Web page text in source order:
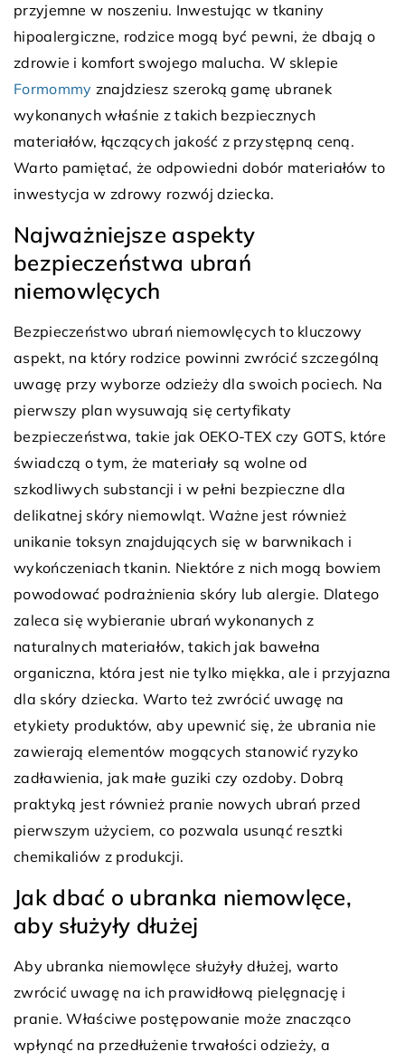
przyjemne w noszeniu. Inwestując w tkaniny
hipoalergiczne, rodzice mogą być pewni, że dbają o
zdrowie i komfort swojego malucha. W sklepie
Formommy znajdziesz szeroką gamę ubranek
wykonanych właśnie z takich bezpiecznych
materiałów, łączących jakość z przystępną ceną.
Warto pamiętać, że odpowiedni dobór materiałów to
inwestycja w zdrowy rozwój dziecka.
Najważniejsze aspekty
bezpieczeństwa ubrań
niemowlęcych
Bezpieczeństwo ubrań niemowlęcych to kluczowy
aspekt, na który rodzice powinni zwrócić szczególną
uwagę przy wyborze odzieży dla swoich pociech. Na
pierwszy plan wysuwają się certyfikaty
bezpieczeństwa, takie jak OEKO-TEX czy GOTS, które
świadczą o tym, że materiały są wolne od
szkodliwych substancji i w pełni bezpieczne dla
delikatnej skóry niemowląt. Ważne jest również
unikanie toksyn znajdujących się w barwnikach i
wykończeniach tkanin. Niektóre z nich mogą bowiem
powodować podrażnienia skóry lub alergie. Dlatego
zaleca się wybieranie ubrań wykonanych z
naturalnych materiałów, takich jak bawełna
organiczna, która jest nie tylko miękka, ale i przyjazna
dla skóry dziecka. Warto też zwrócić uwagę na
etykiety produktów, aby upewnić się, że ubrania nie
zawierają elementów mogących stanowić ryzyko
zadławienia, jak małe guziki czy ozdoby. Dobrą
praktyką jest również pranie nowych ubrań przed
pierwszym użyciem, co pozwala usunąć resztki
chemikaliów z produkcji.
Jak dbać o ubranka niemowlęce,
aby służyły dłużej
Aby ubranka niemowlęce służyły dłużej, warto
zwrócić uwagę na ich prawidłową pielęgnację i
pranie. Właściwe postępowanie może znacząco
wpłynąć na przedłużenie trwałości odzieży, a